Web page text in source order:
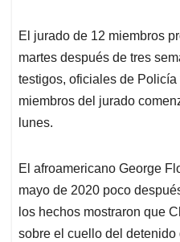
El jurado de 12 miembros
martes después de tres
testigos, oficiales de
miembros del jurado
lunes.
El afroamericano George
mayo de 2020 poco
los hechos mostraron que
sobre el cuello del